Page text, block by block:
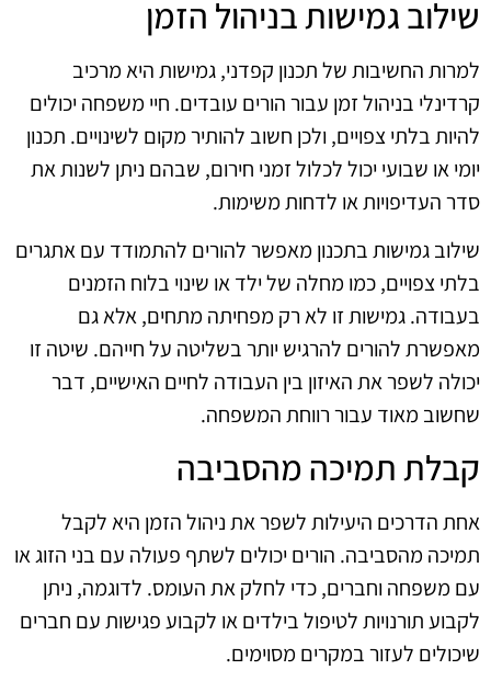
שילוב גמישות בניהול הזמן
למרות החשיבות של תכנון קפדני, גמישות היא מרכיב
קרדינלי בניהול זמן עבור הורים עובדים. חיי משפחה יכולים
להיות בלתי צפויים, ולכן חשוב להותיר מקום לשינויים. תכנון
יומי או שבועי יכול לכלול זמני חירום, שבהם ניתן לשנות את
סדר העדיפויות או לדחות משימות.
שילוב גמישות בתכנון מאפשר להורים להתמודד עם אתגרים
בלתי צפויים, כמו מחלה של ילד או שינוי בלוח הזמנים
בעבודה. גמישות זו לא רק מפחיתה מתחים, אלא גם
מאפשרת להורים להרגיש יותר בשליטה על חייהם. שיטה זו
יכולה לשפר את האיזון בין העבודה לחיים האישיים, דבר
שחשוב מאוד עבור רווחת המשפחה.
קבלת תמיכה מהסביבה
אחת הדרכים היעילות לשפר את ניהול הזמן היא לקבל
תמיכה מהסביבה. הורים יכולים לשתף פעולה עם בני הזוג או
עם משפחה וחברים, כדי לחלק את העומס. לדוגמה, ניתן
לקבוע תורנויות לטיפול בילדים או לקבוע פגישות עם חברים
שיכולים לעזור במקרים מסוימים.